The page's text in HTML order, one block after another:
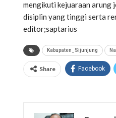
mengikuti kejuaraan arung
disiplin yang tinggi serta
editor;saptarius
Kabupaten_Sijunjung
Share Facebook